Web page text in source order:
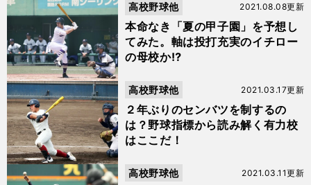
本命なき「夏の甲子園」を予想し
てみた。軸は投打充実のイチロー
の母校か⁉︎
2021.08.08更新
高校野球他
２年ぶりのセンバツを制するの
は？野球指標から読み解く有力校
はここだ！
2021.03.17更新
高校野球他
2021.03.11更新
高校野球他